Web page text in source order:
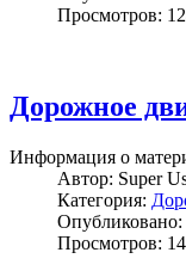
Просмотров:
Дорожное
Информация о
Автор: Super
Категория:
Опубликовано:
Просмотров: